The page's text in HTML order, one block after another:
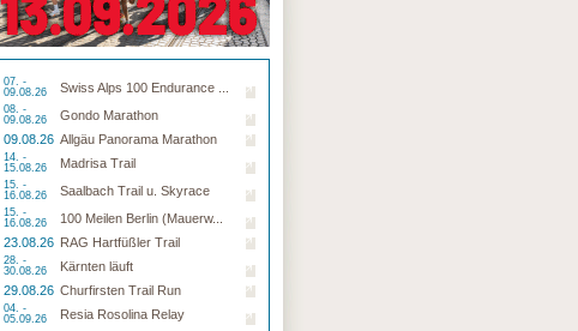
07. -
09.08.26
Swiss Alps 100 Endurance ...
08. -
09.08.26
Gondo Marathon
09.08.26 Allgäu Panorama Marathon
14. -
15.08.26
Madrisa Trail
15. -
16.08.26
Saalbach Trail u. Skyrace
15. -
16.08.26
100 Meilen Berlin (Mauerw...
23.08.26 RAG Hartfüßler Trail
28. -
30.08.26
Kärnten läuft
29.08.26 Churfirsten Trail Run
04. -
05.09.26
Resia Rosolina Relay